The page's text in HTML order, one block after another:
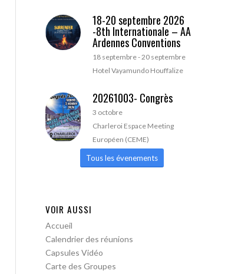
18-20 septembre 2026
-8th Internationale – AA
Ardennes Conventions
18 septembre-20 septembre
Hotel Vayamundo Houffalize
20261003- Congrès
3 octobre
Charleroi Espace Meeting
Européen (CEME)
Tous les évenements
VOIR AUSSI
Accueil
Calendrier des réunions
Capsules Vidéo
Carte des Groupes